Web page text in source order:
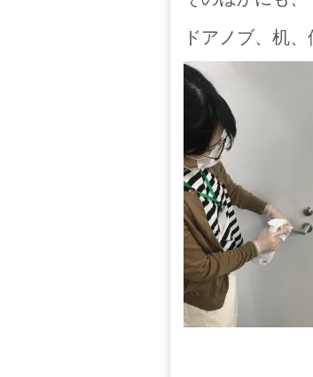
ドアノブ、机